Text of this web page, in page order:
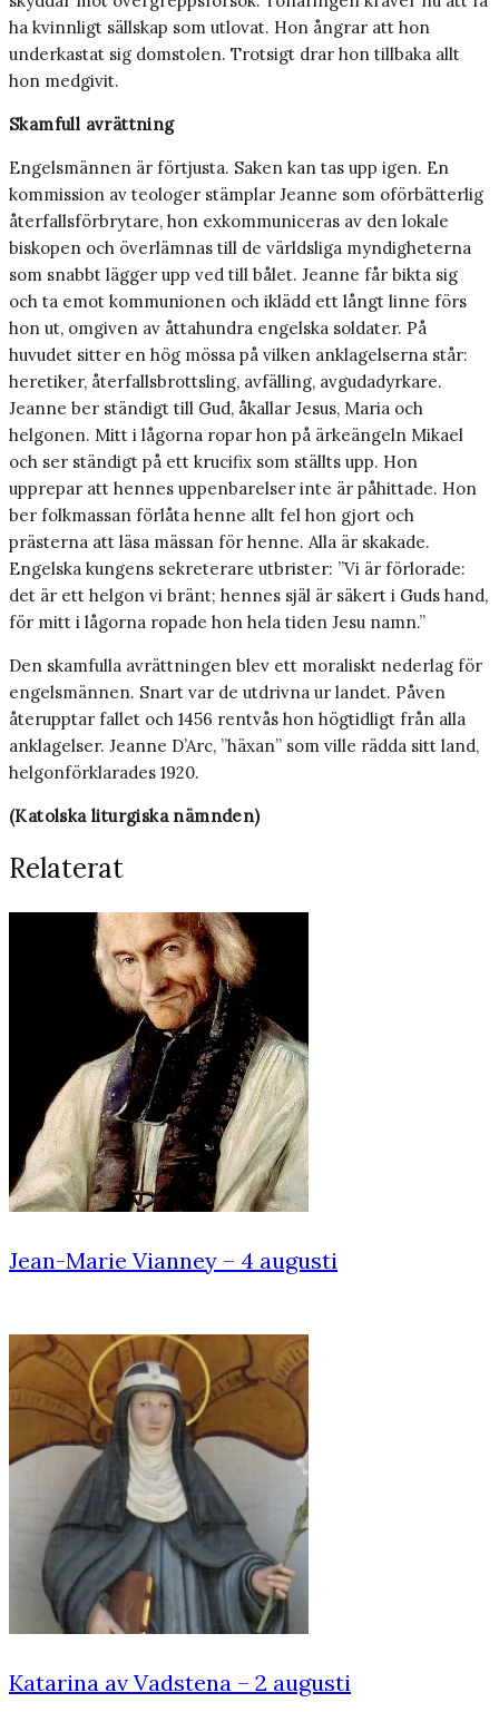
ha kvinnligt sällskap som utlovat. Hon ångrar att hon
underkastat sig domstolen. Trotsigt drar hon tillbaka allt
hon medgivit.
Skamfull avrättning
Engelsmännen är förtjusta. Saken kan tas upp igen. En
kommission av teologer stämplar Jeanne som oförbätterlig
återfallsförbrytare, hon exkommuniceras av den lokale
biskopen och överlämnas till de världsliga myndigheterna
som snabbt lägger upp ved till bålet. Jeanne får bikta sig
och ta emot kommunionen och iklädd ett långt linne förs
hon ut, omgiven av åttahundra engelska soldater. På
huvudet sitter en hög mössa på vilken anklagelserna står:
heretiker, återfallsbrottsling, avfälling, avgudadyrkare.
Jeanne ber ständigt till Gud, åkallar Jesus, Maria och
helgonen. Mitt i lågorna ropar hon på ärkeängeln Mikael
och ser ständigt på ett krucifix som ställts upp. Hon
upprepar att hennes uppenbarelser inte är påhittade. Hon
ber folkmassan förlåta henne allt fel hon gjort och
prästerna att läsa mässan för henne. Alla är skakade.
Engelska kungens sekreterare utbrister: ”Vi är förlorade:
det är ett helgon vi bränt; hennes själ är säkert i Guds hand,
för mitt i lågorna ropade hon hela tiden Jesu namn.”
Den skamfulla avrättningen blev ett moraliskt nederlag för
engelsmännen. Snart var de utdrivna ur landet. Påven
återupptar fallet och 1456 rentvås hon högtidligt från alla
anklagelser. Jeanne D’Arc, ”häxan” som ville rädda sitt land,
helgonförklarades 1920.
(Katolska liturgiska nämnden)
Relaterat
Jean-Marie Vianney – 4 augusti
Katarina av Vadstena – 2 augusti